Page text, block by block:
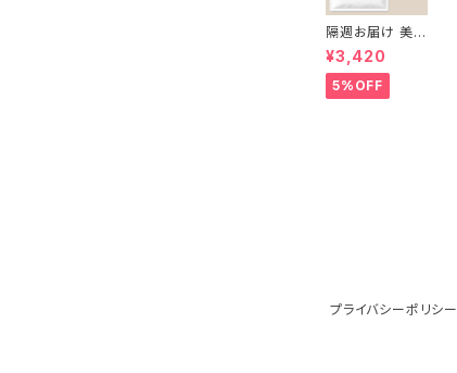
隔週お届け 美の
島ブレンド400
g【挽いた豆】（2
00g×2袋）
¥3,420
5%OFF
プライバシーポリシー